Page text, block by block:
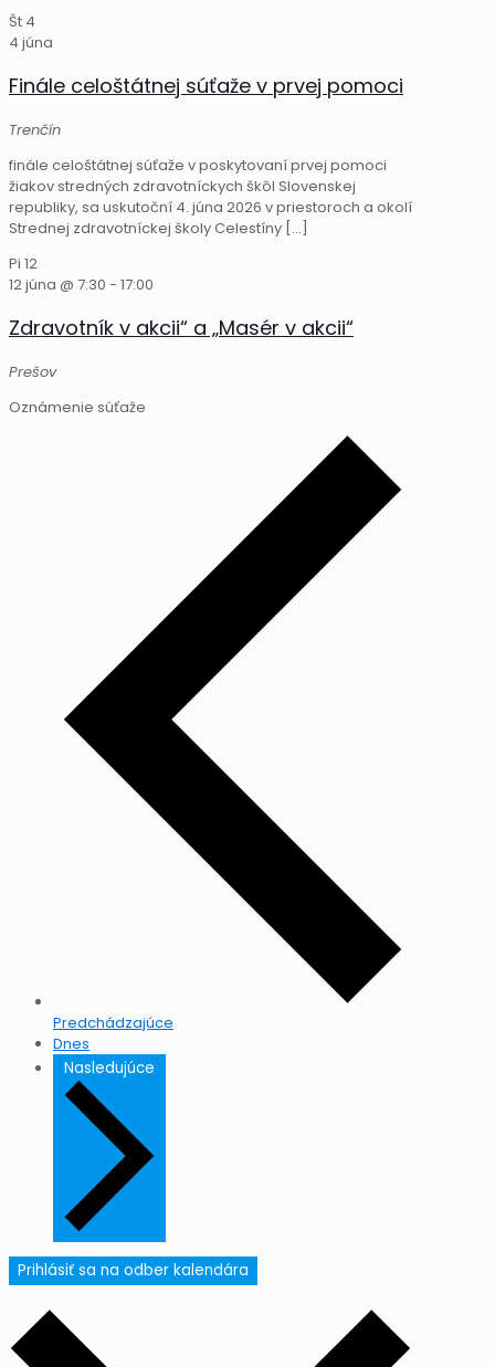
Št 4
4 júna
Finále celoštátnej súťaže v prvej pomoci
Trenčín
finále celoštátnej súťaže v poskytovaní prvej pomoci
žiakov stredných zdravotníckych škôl Slovenskej
republiky, sa uskutoční 4. júna 2026 v priestoroch a okolí
Strednej zdravotníckej školy Celestíny […]
Pi 12
12 júna @ 7:30 - 17:00
Zdravotník v akcii“ a „Masér v akcii“
Prešov
Oznámenie súťaže
Predchádzajúce
Dnes
Nasledujúce
Prihlásiť sa na odber kalendára